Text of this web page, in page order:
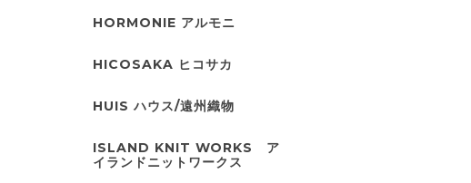
HORMONIE アルモニ
HICOSAKA ヒコサカ
HUIS ハウス/遠州織物
ISLAND KNIT WORKS ア
イランドニットワークス